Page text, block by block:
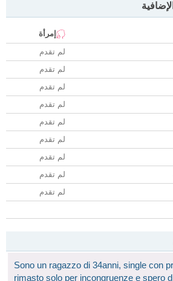
إمرأة
لم تقدم
لم تقدم
لم تقدم
لم تقدم
لم تقدم
لم تقدم
لم تقدم
لم تقدم
لم تقدم
Sono un ragazzo di 34anni, single con
rimasto solo per incongruenze e spero